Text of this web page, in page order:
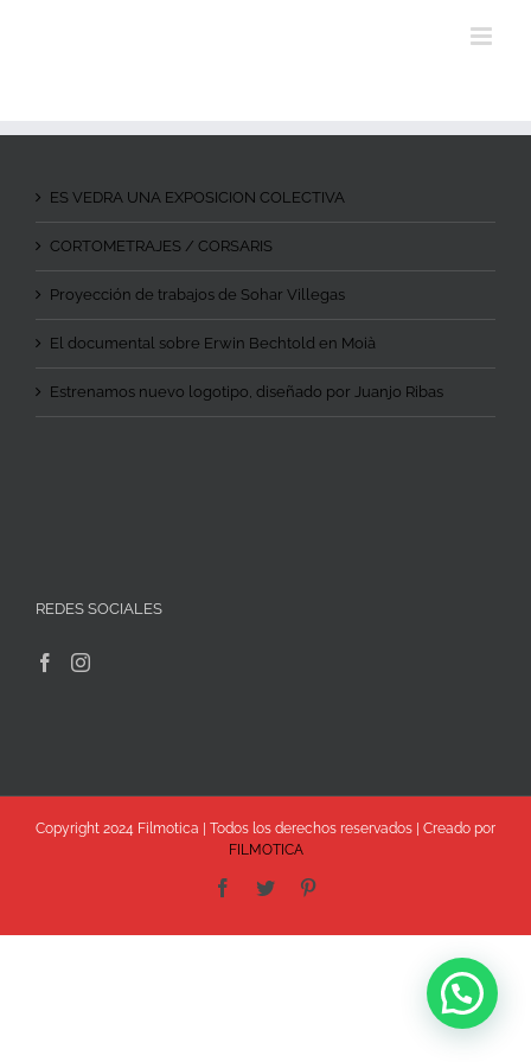
ES VEDRA UNA EXPOSICION COLECTIVA
CORTOMETRAJES / CORSARIS
Proyección de trabajos de Sohar Villegas
El documental sobre Erwin Bechtold en Moià
Estrenamos nuevo logotipo, diseñado por Juanjo Ribas
REDES SOCIALES
Copyright 2024 Filmotica | Todos los derechos reservados | Creado por
FILMOTICA
Facebook
Twitter